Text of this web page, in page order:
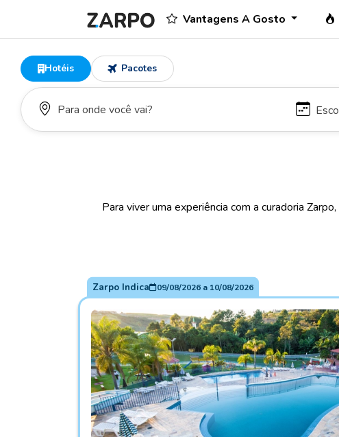
Vantagens A Gosto
Hotéis Pacotes
Para viver uma experiência com a curadoria Zarpo,
Zarpo Indica 09/08/2026a 10/08/2026